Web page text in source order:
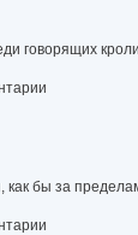
говорящих
бы за